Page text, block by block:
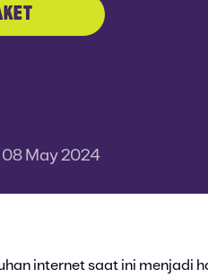
May 2024
internet saat ini menjadi